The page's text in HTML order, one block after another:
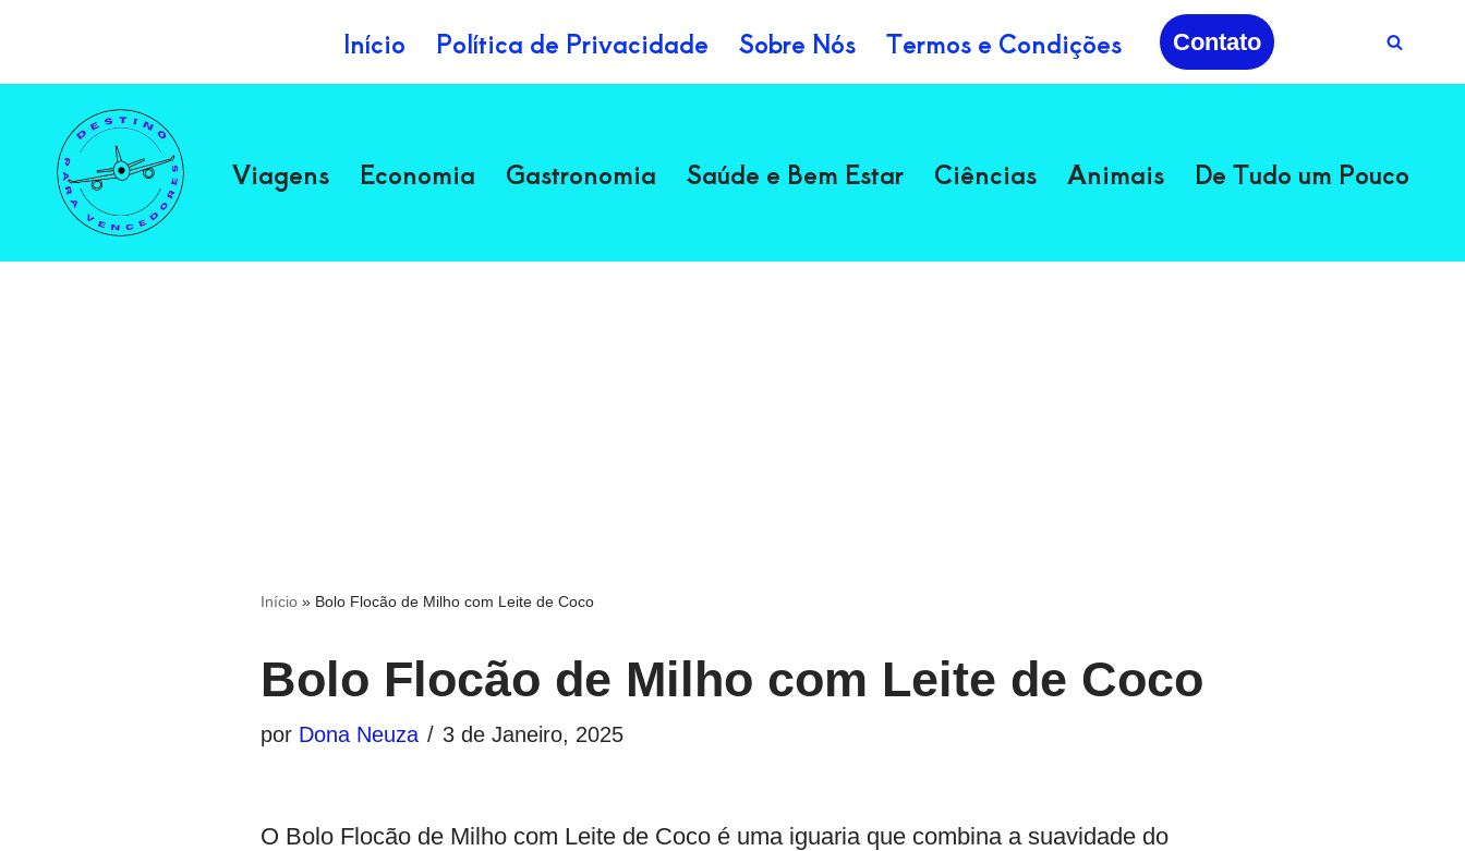
conteúdo
Início Política de Privacidade Sobre Nós Termos e Condições Contato
Viagens Economia Gastronomia Saúde e Bem Estar Ciências Animais De Tudo um Pouco
Início » Bolo Flocão de Milho com Leite de Coco
Bolo Flocão de Milho com Leite de Coco
por Dona Neuza 3 de Janeiro, 2025
O Bolo Flocão de Milho com Leite de Coco é uma iguaria que combina a suavidade do